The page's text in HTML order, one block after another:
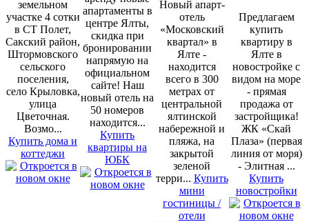
земельном
участке 4 сотки
в СТ Полет,
Сакский район,
Штормовского
сельского
поселения,
село Крыловка,
улица
Цветочная.
Возмо...
Купить дома и
коттеджи
апартаменты в
центре Ялты,
скидка при
бронировании
напрямую на
официальном
сайте! Наш
новый отель на
50 номеров
находится...
Купить
квартиры на
ЮБК
Новый апарт-
отель
«Московский
квартал» в
Ялте -
находится
всего в 300
метрах от
центральной
ялтинской
набережной и
пляжа, на
закрытой
зеленой
терри... Купить
мини
гостиницы /
отели
Предлагаем
купить
квартиру в
Ялте в
новостройке с
видом на море
- прямая
продажа от
застройщика!
ЖК «Скай
Плаза» (первая
линия от моря)
- Элитная ...
Купить
новостройки